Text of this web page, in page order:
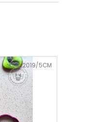
Kód:2019/5CM